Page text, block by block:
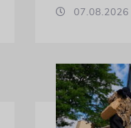
07.08.2026